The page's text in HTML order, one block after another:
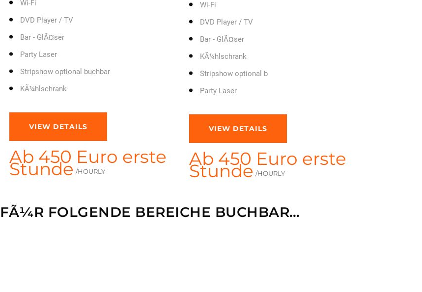
Party Laser
Stripshow optional buchbar
KÃ¼hlschrank
VIEW DETAILS
Ab 450 Euro erste
Stunde /HOURLY
Wi-Fi
DVD Player / TV
Bar - GlÃ¤ser
KÃ¼hlschrank
Stripshow optional b
Party Laser
VIEW DETAILS
Ab 450 Euro erste
Stunde /HOURLY
FOLGENDE BEREICHE BUCHBAR…